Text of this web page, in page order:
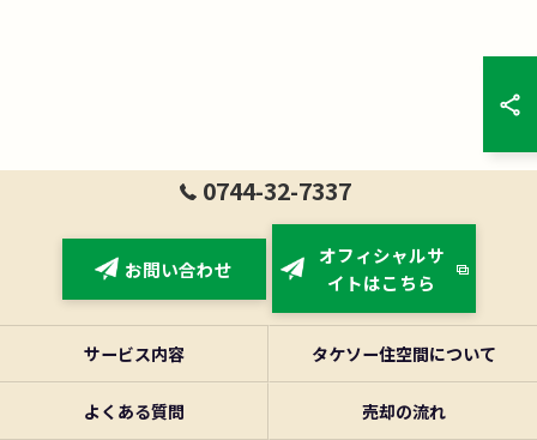
0744-32-7337
お問い合わせ
オフィシャルサ
イトはこちら
サービス内容 タケソー住空間について
よくある質問 売却の流れ